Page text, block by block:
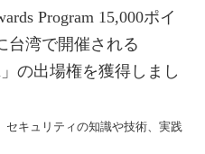
Program 15,000ポイ
台湾で開催される
」の出場権を獲得しまし
キュリティの知識や技術、実践